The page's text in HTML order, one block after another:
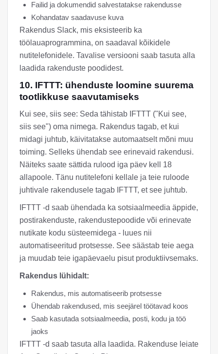
Failid ja dokumendid salvestatakse rakendusse
Kohandatav saadavuse kuva
Rakendus Slack, mis eksisteerib ka
töölauaprogrammina, on saadaval kõikidele
nutitelefonidele. Tavalise versiooni saab tasuta alla
laadida rakenduste poodidest.
10. IFTTT: ühenduste loomine suurema
tootlikkuse saavutamiseks
Kui see, siis see: Seda tähistab IFTTT ("Kui see,
siis see") oma nimega. Rakendus tagab, et kui
midagi juhtub, käivitatakse automaatselt mõni muu
toiming. Selleks ühendab see erinevaid rakendusi.
Näiteks saate sättida rulood iga päev kell 18
allapoole. Tänu nutitelefoni kellale ja teie ruloode
juhtivale rakendusele tagab IFTTT, et see juhtub.
IFTTT -d saab ühendada ka sotsiaalmeedia äppide,
postirakenduste, rakendustepoodide või erinevate
nutikate kodu süsteemidega - luues nii
automatiseeritud protsesse. See säästab teie aega
ja muudab teie igapäevaelu pisut produktiivsemaks.
Rakendus lühidalt:
Rakendus, mis automatiseerib protsesse
Ühendab rakendused, mis seejärel töötavad koos
Saab kasutada sotsiaalmeedia, posti, kodu ja töö
jaoks
IFTTT -d saab tasuta alla laadida. Rakenduse leiate